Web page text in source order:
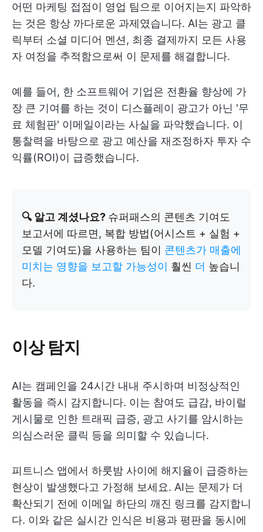
어떤 마케팅 접점이 영업 팀으로 이어지는지 파악하
는 것은 항상 까다로운 과제였습니다. AI는 광고 클
릭부터 소셜 미디어 멘션, 최종 결제까지 모든 사용
자 여정을 추적함으로써 이 문제를 해결합니다.
예를 들어, 한 소프트웨어 기업은 전환율 향상에 가
장 큰 기여를 하는 것이 디스플레이 광고가 아닌 '무
료 체험판' 이메일이라는 사실을 파악했습니다. 이
통찰력을 바탕으로 광고 예산을 재조정하자 투자 수
익률(ROI)이 급증했습니다.
🔍 알고 계셨나요? 슈퍼패스의 콘텐츠 기여도
보고서에 따르면, 복합 방법(어시스트 + 실험 +
모델 기여도)을 사용하는 팀이 콘텐츠가 매출에
미치는 영향을 보고할 가능성이 훨씬 더 높습니
다.
이상 탐지
AI는 캠페인을 24시간 내내 주시하며 비정상적인
활동을 즉시 감지합니다. 이는 참여도 급감, 바이럴
게시물로 인한 트래픽 급증, 광고 사기를 암시하는
의심스러운 클릭 등을 의미할 수 있습니다.
피트니스 앱에서 하룻밤 사이에 해지율이 급증하는
현상이 발생했다고 가정해 보세요. AI는 문제가 더
확산되기 전에 이메일 하단의 깨진 링크를 감지합니
다. 이와 같은 실시간 인식은 비용과 평판을 동시에